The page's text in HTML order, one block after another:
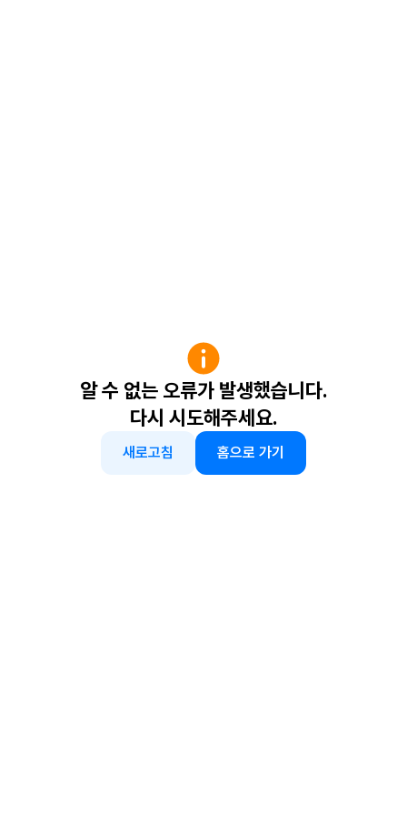
알 수 없는 오류가 발생했습니다.
다시 시도해주세요.
새로고침 홈으로 가기